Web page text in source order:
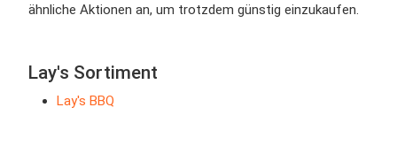
ähnliche Aktionen an, um trotzdem günstig einzukaufen.
Lay's Sortiment
Lay's BBQ